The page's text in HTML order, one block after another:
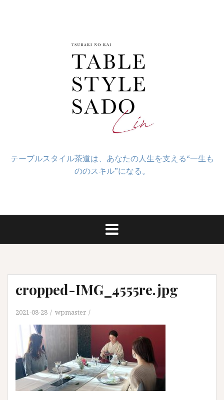
テーブルスタイル茶道は、あなたの人生を支える“一生も
ののスキル”になる。
cropped-IMG_4555re.jpg
2021-08-28 wpmaster